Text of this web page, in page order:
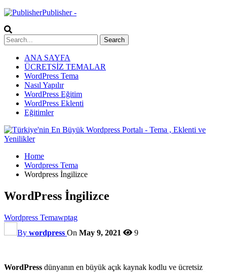
Publisher -
ANA SAYFA
ÜCRETSİZ TEMALAR
WordPress Tema
Nasıl Yapılır
WordPress Eğitim
WordPress Eklenti
Eğitimler
Home
Wordpress Tema
Wordpress İngilizce
WordPress İngilizce
Wordpress Temawptag
By wordpress On May 9, 2021 9
WordPress dünyanın en büyük açık kaynak kodlu ve ücretsiz